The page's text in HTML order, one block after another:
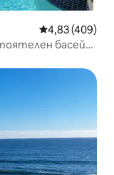
Средна
4,83 (409)
басейн